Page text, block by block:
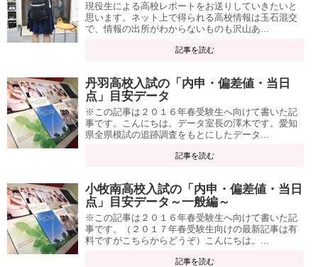
現役生による高校レポートをお送りしていきたいと
思います。ネット上で得られる高校情報は玉石混交
で、情報の出所がわからないものも沢山あ...
記事を読む
丹羽高校入試の「内申・偏差値・当日
点」目安データ
※この記事は２０１６年春受験生へ向けて書いた記
事です。こんにちは。データ室長の澤木です。愛知
県全県模試の追跡調査をもとにしたデータ...
記事を読む
小牧南高校入試の「内申・偏差値・当日
点」目安データ～一般編～
※この記事は２０１６年春受験生へ向けて書いた記
事です。（２０１７年春受験生向けの最新記事は有
料ですがこちらからどうぞ）こんにちは。...
記事を読む